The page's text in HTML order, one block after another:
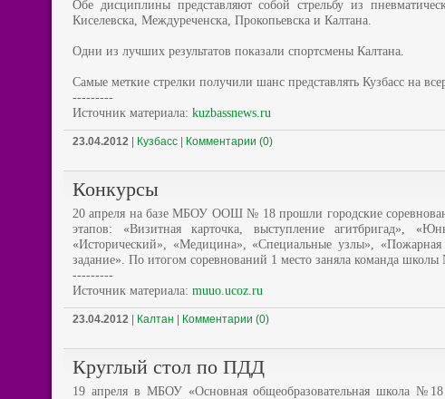
Обе дисциплины представляют собой стрельбу из
Киселевска, Междуреченска, Прокопьевска и Калтана.
Одни из лучших результатов показали спортсмены Калтана.
Самые меткие стрелки получили шанс представлять Кузбасс на
---------
Источник материала: kuzbassnews.ru
23.04.2012 Кузбасс Комментарии (0)
Конкурсы
20 апреля на базе МБОУ ООШ № 18 прошли городские
этапов: «Визитная карточка, выступление агитбригад»,
«Исторический», «Медицина», «Специальные узлы»,
задание». По итогом соревнований 1 место заняла команда
---------
Источник материала: muuo.ucoz.ru
23.04.2012 Калтан Комментарии (0)
Круглый стол по ПДД
19 апреля в МБОУ «Основная общеобразовательная школа